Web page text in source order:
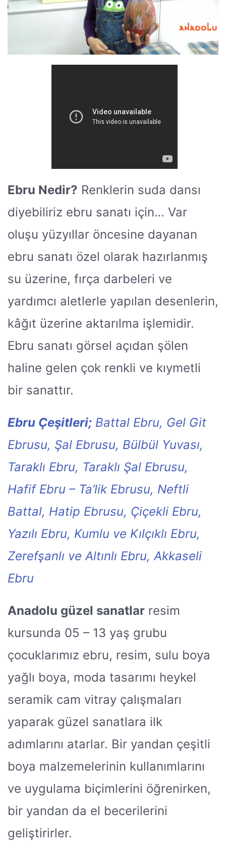
Ebru Nedir? Renklerin suda dansı
diyebiliriz ebru sanatı için… Var
oluşu yüzyıllar öncesine dayanan
ebru sanatı özel olarak hazırlanmış
su üzerine, fırça darbeleri ve
yardımcı aletlerle yapılan desenlerin,
kâğıt üzerine aktarılma işlemidir.
Ebru sanatı görsel açıdan şölen
haline gelen çok renkli ve kıymetli
bir sanattır.
Ebru Çeşitleri; Battal Ebru, Gel Git
Ebrusu, Şal Ebrusu, Bülbül Yuvası,
Taraklı Ebru, Taraklı Şal Ebrusu,
Hafif Ebru – Ta’lik Ebrusu, Neftli
Battal, Hatip Ebrusu, Çiçekli Ebru,
Yazılı Ebru, Kumlu ve Kılçıklı Ebru,
Zerefşanlı ve Altınlı Ebru, Akkaseli
Ebru
Anadolu güzel sanatlar resim
kursunda 05 – 13 yaş grubu
çocuklarımız ebru, resim, sulu boya
yağlı boya, moda tasarımı heykel
seramik cam vitray çalışmaları
yaparak güzel sanatlara ilk
adımlarını atarlar. Bir yandan çeşitli
boya malzemelerinin kullanımlarını
ve uygulama biçimlerini öğrenirken,
bir yandan da el becerilerini
geliştirirler.